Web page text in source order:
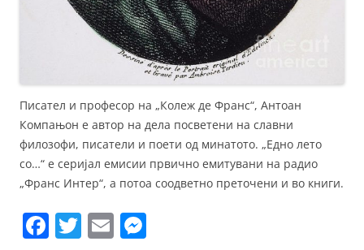
Писател и професор на „Колеж де Франс“, Антоан
Компањон е автор на дела посветени на славни
филозофи, писатели и поети од минатото. „Едно лето
со…“ е серијал емисии првично емитувани на радио
„Франс Интер“, а потоа соодветно преточени и во книги.
F T E